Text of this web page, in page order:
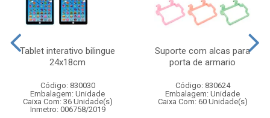
Tablet interativo bilingue
24x18cm
Código: 830030
Embalagem: Unidade
Caixa Com: 36 Unidade(s)
Inmetro: 006758/2019
Suporte com alcas para
porta de armario
Código: 830624
Embalagem: Unidade
Caixa Com: 60 Unidade(s)